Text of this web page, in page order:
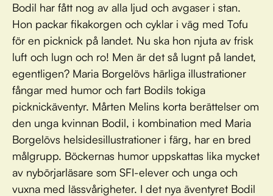
Bodil har fått nog av alla ljud och avgaser i stan.
Hon packar fikakorgen och cyklar i väg med Tofu
för en picknick på landet. Nu ska hon njuta av frisk
luft och lugn och ro! Men är det så lugnt på landet,
egentligen? Maria Borgelövs härliga illustrationer
fångar med humor och fart Bodils tokiga
picknickäventyr. Mårten Melins korta berättelser om
den unga kvinnan Bodil, i kombination med Maria
Borgelövs helsidesillustrationer i färg, har en bred
målgrupp. Böckernas humor uppskattas lika mycket
av nybörjarläsare som SFI-elever och unga och
vuxna med lässvårigheter. I det nya äventyret Bodil